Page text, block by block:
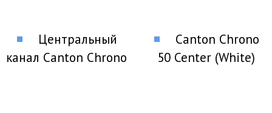
Центральный
канал Canton Chrono
Canton Chrono
50 Center (White)